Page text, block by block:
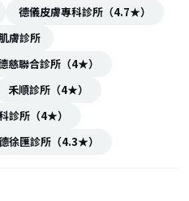
德儀皮膚專科診所（4.7★）
膚診所
慈聯合診所（4★）
禾順診所（4★）
診所（4★）
徐匯診所（4.3★）